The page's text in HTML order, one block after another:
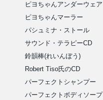
ピヨちゃんアンダーウェア
ピヨちゃんマーラー
パシュミナ・ストール
サウンド・テラピーCD
鈴韻棒(れいんぼう)
Robert Tiso氏のCD
パーフェクトシャンプー
パーフェクトボディソープ